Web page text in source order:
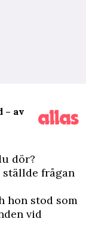
– av
dör?
ställde frågan
hon stod som
vid